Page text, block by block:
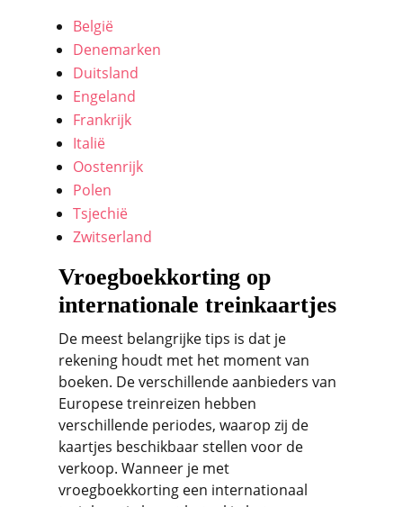
België
Denemarken
Duitsland
Engeland
Frankrijk
Italië
Oostenrijk
Polen
Tsjechië
Zwitserland
Vroegboekkorting op
internationale treinkaartjes
De meest belangrijke tips is dat je
rekening houdt met het moment van
boeken. De verschillende aanbieders van
Europese treinreizen hebben
verschillende periodes, waarop zij de
kaartjes beschikbaar stellen voor de
verkoop. Wanneer je met
vroegboekkorting een internationaal